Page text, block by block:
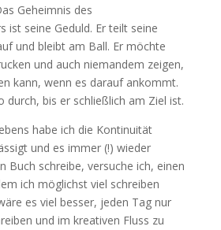
Geheimnis des
ist seine Geduld. Er teilt seine
und bleibt am Ball. Er möchte
und auch niemandem zeigen,
kann, wenn es darauf ankommt.
durch, bis er schließlich am Ziel ist.
habe ich die Kontinuität
und es immer (!) wieder
Buch schreibe, versuche ich, einen
ich möglichst viel schreiben
es viel besser, jeden Tag nur
und im kreativen Fluss zu